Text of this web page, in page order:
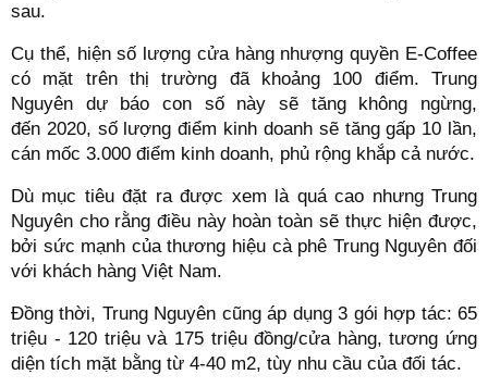
sau.
Cụ thể, hiện số lượng cửa hàng nhượng quyền E-Coffee
có mặt trên thị trường đã khoảng 100 điểm. Trung
Nguyên dự báo con số này sẽ tăng không ngừng,
đến 2020, số lượng điểm kinh doanh sẽ tăng gấp 10 lần,
cán mốc 3.000 điểm kinh doanh, phủ rộng khắp cả nước.
Dù mục tiêu đặt ra được xem là quá cao nhưng Trung
Nguyên cho rằng điều này hoàn toàn sẽ thực hiện được,
bởi sức mạnh của thương hiệu cà phê Trung Nguyên đối
với khách hàng Việt Nam.
Đồng thời, Trung Nguyên cũng áp dụng 3 gói hợp tác: 65
triệu - 120 triệu và 175 triệu đồng/cửa hàng, tương ứng
diện tích mặt bằng từ 4-40 m2, tùy nhu cầu của đối tác.